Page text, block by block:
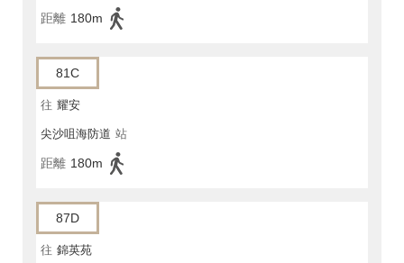
距離 180m
81C
往 耀安
尖沙咀海防道 站
距離 180m
87D
往 錦英苑